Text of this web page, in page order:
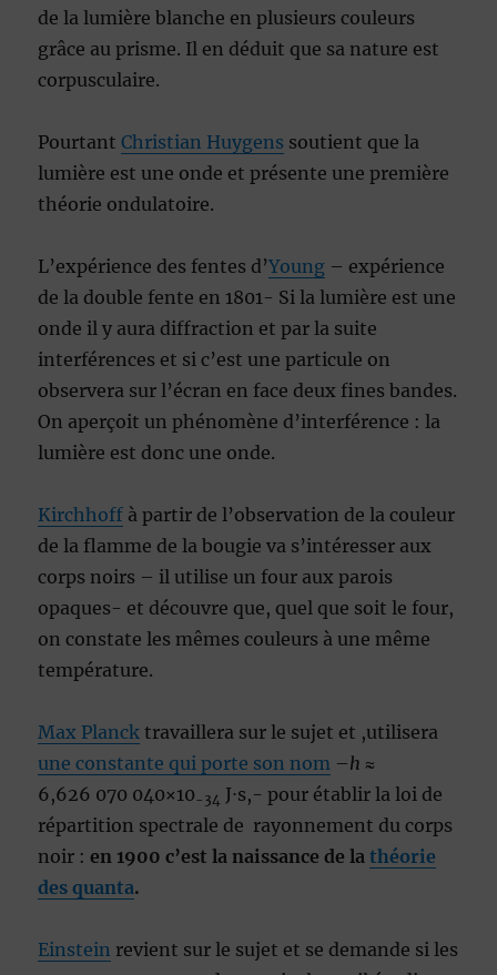
de la lumière blanche en plusieurs couleurs
grâce au prisme. Il en déduit que sa nature est
corpusculaire.
PourtantChristian Huygens soutient que la
lumière est une onde et présente une première
théorie ondulatoire.
L’expérience des fentes d’Young – expérience
de la double fente en 1801- Si la lumière est une
onde il y aura diffraction et par la suite
interférences et si c’est une particule on
observera sur l’écran en face deux fines bandes.
On aperçoit un phénomène d’interférence : la
lumière est donc une onde.
Kirchhoff à partir de l’observation de la couleur
de la flamme de la bougie va s’intéresser aux
corps noirs – il utilise un four aux parois
opaques- et découvre que, quel que soit le four,
on constate les mêmes couleurs à une même
température.
Max Planck travaillera sur le sujet et ,utilisera
une constante qui porte son nom –h ≈
6,626 070 040×10-34 J⋅s,- pour établir la loi de
répartition spectrale de rayonnement du corps
noir :en 1900 c’est la naissance de lathéorie
des quanta.
Einstein revient sur le sujet et se demande si les